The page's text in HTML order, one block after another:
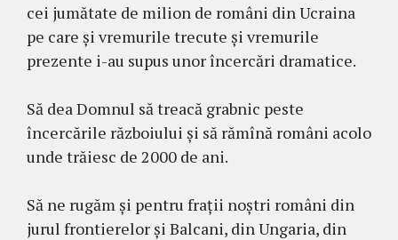
cei jumătate de milion de români din Ucraina
pe care și vremurile trecute și vremurile
prezente i-au supus unor încercări dramatice.
Să dea Domnul să treacă grabnic peste
încercările războiului și să rămînă români acolo
unde trăiesc de 2000 de ani.
Să ne rugăm și pentru frații noștri români din
jurul frontierelor și Balcani, din Ungaria, din